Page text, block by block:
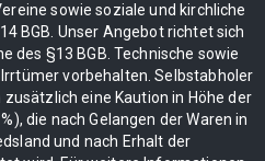
sowie soziale und kirchliche
BGB. Unser Angebot richtet sich
des §13 BGB. Technische sowie
vorbehalten. Selbstabholer
eine Kaution in Höhe der
die nach Gelangen der Waren in
und nach Erhalt der